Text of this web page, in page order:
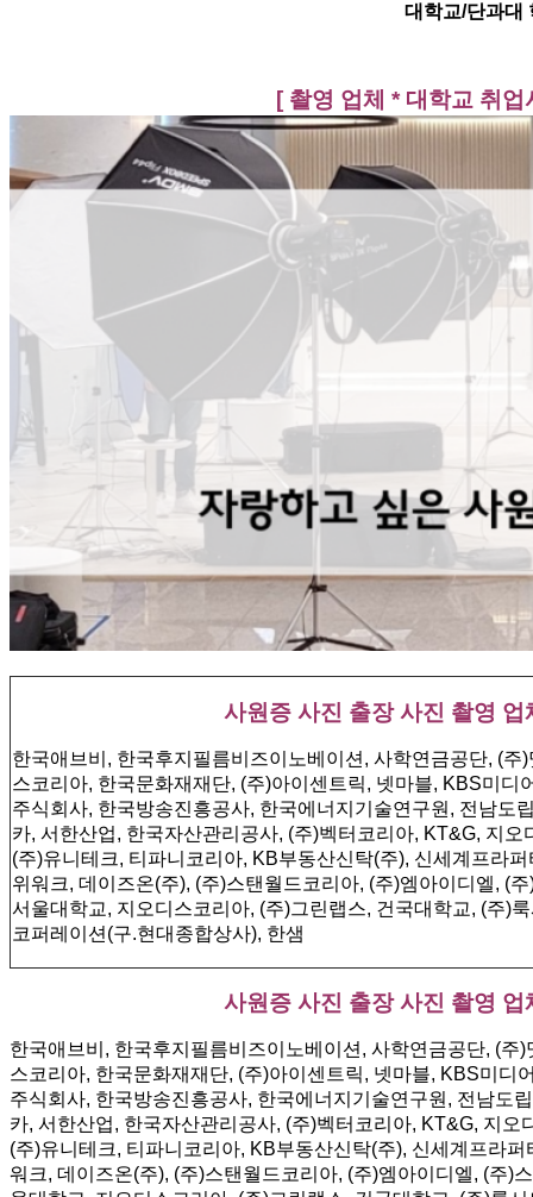
대학교/단과대
[ 촬영 업체 * 대학교 취
사원증 사진 출장 사진 촬영
한국애브비, 한국후지필름비즈이노베이션, 사학연금공단, (
스코리아, 한국문화재재단, (주)아이센트릭, 넷마블, KBS미
주식회사, 한국방송진흥공사, 한국에너지기술연구원, 전남도
카, 서한산업, 한국자산관리공사, (주)벡터코리아, KT&G, 지
(주)유니테크, 티파니코리아, KB부동산신탁(주), 신세계프라
위워크, 데이즈온(주), (주)스탠월드코리아, (주)엠아이디엘, (
서울대학교, 지오디스코리아, (주)그린랩스, 건국대학교, (주)
코퍼레이션(구.현대종합상사), 한샘
사원증 사진 출장 사진 촬영
한국애브비, 한국후지필름비즈이노베이션, 사학연금공단, (
스코리아, 한국문화재재단, (주)아이센트릭, 넷마블, KBS미디
주식회사, 한국방송진흥공사, 한국에너지기술연구원, 전남도
카, 서한산업, 한국자산관리공사, (주)벡터코리아, KT&G, 지
(주)유니테크, 티파니코리아, KB부동산신탁(주), 신세계프라
워크, 데이즈온(주), (주)스탠월드코리아, (주)엠아이디엘, (주)